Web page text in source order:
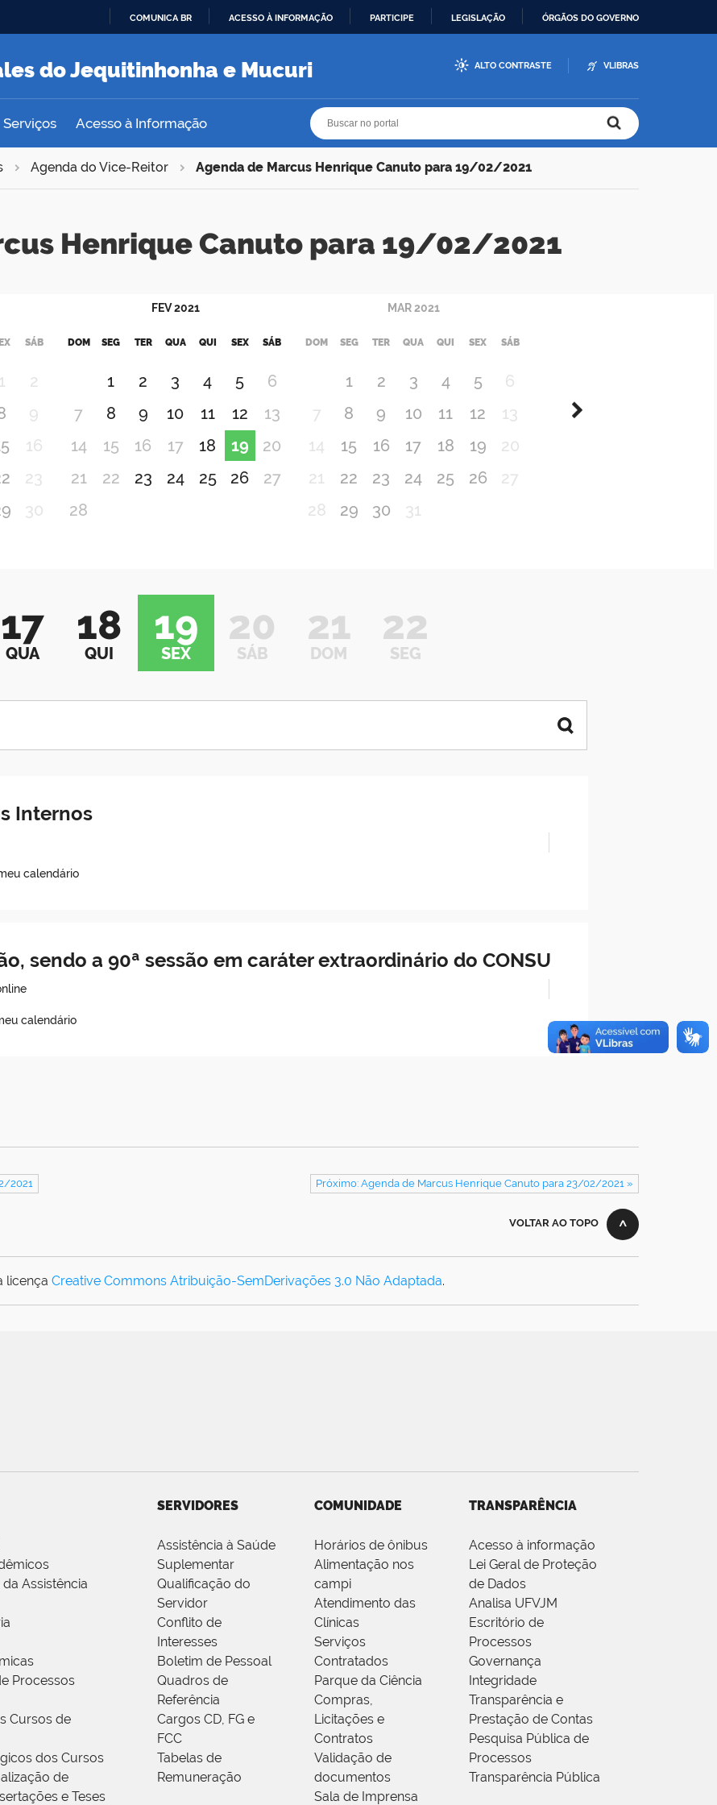
O
COMUNICA BR ACESSO À INFORMAÇÃO PARTICIPE LEGISLAÇÃO ÓRGÃOS DO GOVERNO
do Jequitinhonha e Mucuri ALTO CONTRASTE VLIBRAS
Serviços Acesso à Informação
Agenda do Vice-Reitor Agenda de Marcus Henrique Canuto para 19/02/2021
Henrique Canuto para 19/02/2021
SÁB
1
2
9
16
23
30
FEV 2021
DOM SEG TER QUA QUI SEX SÁB
1 2 3 4 5
6
7
8 9 10 11 12
13
14
15 16 17 18 19
20
21
22 23 24 25 26
27
28
MAR 2021
DOM SEG TER QUA QUI SEX SÁB
1 2 3 4 5
6
7
8 9 10 11 12
13
14
15 16 17 18 19
20
21
22 23 24 25 26
27
28
29 30 31
17
QUA
18
QUI
19
SEX
20
SÁB
21
DOM
22
SEG
Internos
calendário
sendo a 90ª sessão em caráter extraordinário do CONSU
calendário
2021 Próximo: Agenda de Marcus Henrique Canuto para 23/02/2021 »
VOLTAR AO TOPO
licença Creative Commons Atribuição-SemDerivações 3.0 Não Adaptada.
Assistência
Processos
Cursos de
dos Cursos
de
e Teses
SERVIDORES
Assistência à Saúde
Suplementar
Qualificação do
Servidor
Conflito de
Interesses
Boletim de Pessoal
Quadros de
Referência
Cargos CD, FG e
FCC
Tabelas de
Remuneração
COMUNIDADE
Horários de ônibus
Alimentação nos
campi
Atendimento das
Clínicas
Serviços
Contratados
Parque da Ciência
Compras,
Licitações e
Contratos
Validação de
documentos
Sala de Imprensa
TRANSPARÊNCIA
Acesso à informação
Lei Geral de Proteção
de Dados
Analisa UFVJM
Escritório de
Processos
Governança
Integridade
Transparência e
Prestação de Contas
Pesquisa Pública de
Processos
Transparência Pública